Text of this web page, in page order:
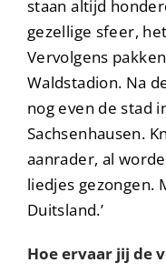
staan altijd
gezellige sfeer,
Vervolgens
Waldstadion. Na
nog even de stad
Sachsenhausen.
aanrader, al
liedjes gezongen.
Duitsland.’
Hoe ervaar jij de